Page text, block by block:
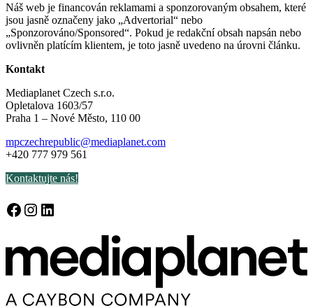
Náš web je financován reklamami a sponzorovaným obsahem, které
jsou jasně označeny jako „Advertorial“ nebo
„Sponzorováno/Sponsored“. Pokud je redakční obsah napsán nebo
ovlivněn platícím klientem, je toto jasně uvedeno na úrovni článku.
Kontakt
Mediaplanet Czech s.r.o.
Opletalova 1603/57
Praha 1 – Nové Město, 110 00
mpczechrepublic@mediaplanet.com
+420 777 979 561
Kontaktujte nás!
Facebook
Instagram
LinkedIn